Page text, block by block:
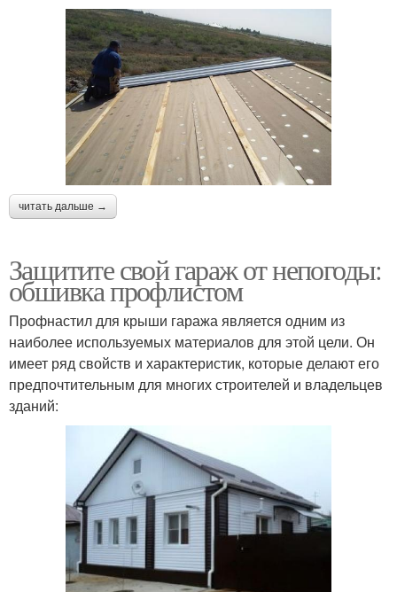
читать дальше →
Защитите свой гараж от непогоды:
обшивка профлистом
Профнастил для крыши гаража является одним из
наиболее используемых материалов для этой цели. Он
имеет ряд свойств и характеристик, которые делают его
предпочтительным для многих строителей и владельцев
зданий: